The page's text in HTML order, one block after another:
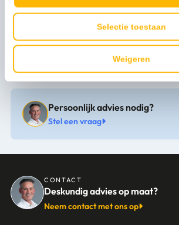
Selectie toestaan
Weigeren
Productserie Vikan HACCP
Uitvoering Vloertrekker
Persoonlijk advies nodig?
Stel een vraag
CONTACT
Deskundig advies op maat?
Neem contact met ons op